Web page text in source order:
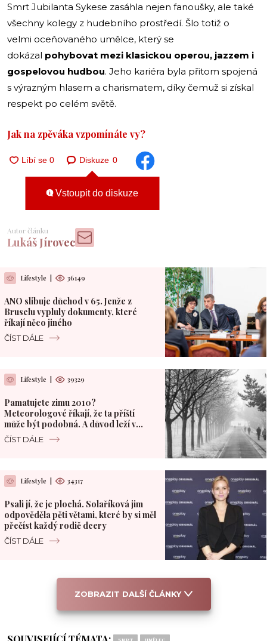
Smrt Jubilanta Sykese zasáhla nejen fanoušky, ale také
všechny kolegy z hudebního prostředí. Šlo totiž o
velmi oceňovaného umělce, který se
dokázal pohybovat mezi klasickou operou, jazzem i
gospelovou hudbou. Jeho kariéra byla přitom spojená
s výrazným hlasem a charismatem, díky čemuž si získal
respekt po celém světě.
Jak na zpěváka vzpomínáte vy?
Diskuze 0
Vstoupit do diskuze
Autor článku
Lukáš Jírovec
Lifestyle 36149
ANO slibuje důchod v 65. Jenže z
Bruselu vypluly dokumenty, které
říkají něco jiného
ČÍST DÁLE
Lifestyle 39329
Pamatujete zimu 2010?
Meteorologové říkají, že ta příští
může být podobná. A důvod leží v
Pacifiku
ČÍST DÁLE
Lifestyle 34317
Psali jí, že je plochá. Solaříková jim
odpověděla pěti větami, které by si měl
přečíst každý rodič dcery
ČÍST DÁLE
ZOBRAZIT DALŠÍ ČLÁNKY
SMRT UMĚLEC